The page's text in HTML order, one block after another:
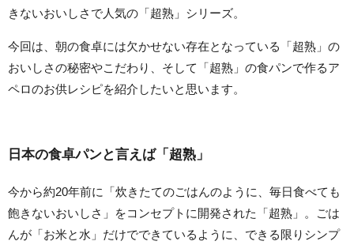
きないおいしさで人気の「超熟」シリーズ。
今回は、朝の食卓には欠かせない存在となっている「超熟」の
おいしさの秘密やこだわり、そして「超熟」の食パンで作るア
ペロのお供レシピを紹介したいと思います。
日本の食卓パンと言えば「超熟」
今から約20年前に「炊きたてのごはんのように、毎日食べても
飽きないおいしさ」をコンセプトに開発された「超熟」。ごは
んが「お米と水」だけでできているように、できる限りシンプ